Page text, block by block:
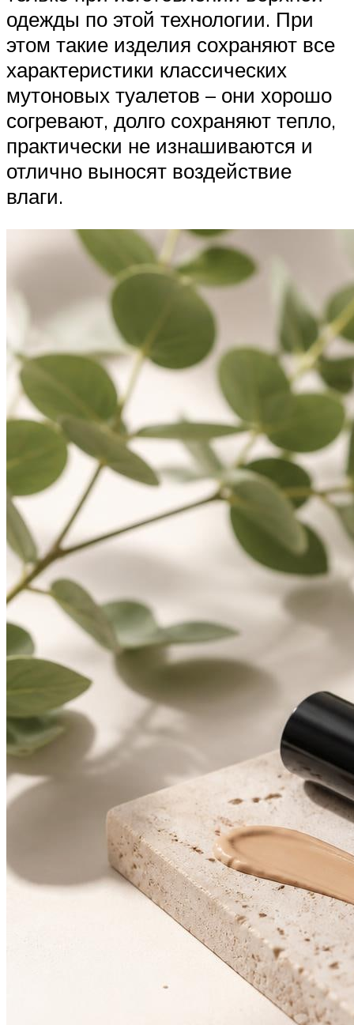
одежды по этой технологии. При
этом такие изделия сохраняют все
характеристики классических
мутоновых туалетов – они хорошо
согревают, долго сохраняют тепло,
практически не изнашиваются и
отлично выносят воздействие
влаги.